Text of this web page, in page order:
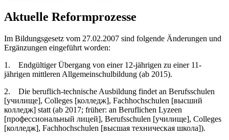
Aktuelle Reformprozesse
Im Bildungsgesetz vom 27.02.2007 sind folgende Änderungen und
Ergänzungen eingeführt worden:
1. Endgültiger Übergang von einer 12-jährigen zu einer 11-
jährigen mittleren Allgemeinschulbildung (ab 2015).
2. Die beruflich-technische Ausbildung findet an Berufsschulen
[училище], Colleges [колледж], Fachhochschulen [высший
колледж] statt (ab 2017; früher: an Beruflichen Lyzeen
[профессиональный лицей], Berufsschulen [училище], Colleges
[колледж], Fachhochschulen [высшая техническая школа]).